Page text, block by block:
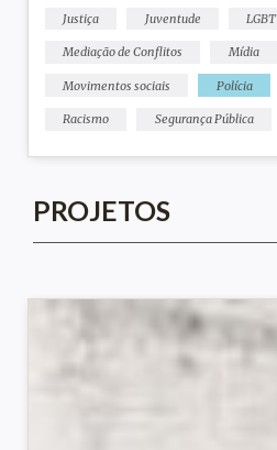
Justiça Juventude LGBT
Mediação de Conflitos Mídia
Movimentos sociais Polícia
Racismo Segurança Pública
PROJETOS